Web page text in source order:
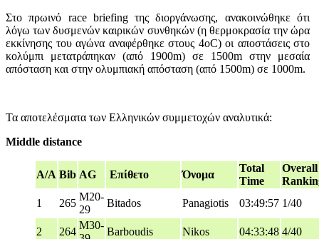
Στο πρωινό race briefing της διοργάνωσης, ανακοινώθηκε ότι
λόγω των δυσμενών καιρικών συνθηκών (η θερμοκρασία την ώρα
εκκίνησης του αγώνα αναφέρθηκε στους 4oC) οι αποστάσεις στο
κολύμπι μετατράπηκαν (από 1900m) σε 1500m στην μεσαία
απόσταση και στην ολυμπιακή απόσταση (από 1500m) σε 1000m.
Τα αποτελέσματα των Ελληνικών συμμετοχών αναλυτικά:
Middle distance
A/A Bib AG Επίθετο Όνομα
Total
Time
Overall
1
265
M20-
29
Bitados Panagiotis 03:49:57 1/40
2 264
M30-
Barboudis Nikos 04:33:48 4/40